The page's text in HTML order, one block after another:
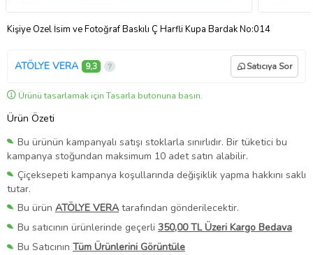
Kişiye Özel İsim ve Fotoğraf Baskılı Ç Harfli Kupa Bardak No:014
ATÖLYE VERA 9,3 Satıcıya Sor
Ürünü tasarlamak için Tasarla butonuna basın.
Ürün Özeti
Bu ürünün kampanyalı satışı stoklarla sınırlıdır. Bir tüketici bu
kampanya stoğundan maksimum 10 adet satın alabilir.
Çiçeksepeti kampanya koşullarında değişiklik yapma hakkını saklı
tutar.
Bu ürün ATÖLYE VERAtarafından gönderilecektir.
Bu satıcının ürünlerinde geçerli 350,00 TL Üzeri Kargo Bedava
Bu Satıcının Tüm Ürünlerini Görüntüle